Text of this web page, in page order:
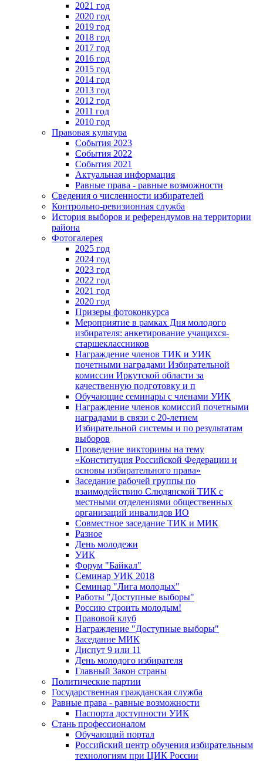
2021 год
2020 год
2019 год
2018 год
2017 год
2016 год
2015 год
2014 год
2013 год
2012 год
2011 год
2010 год
Правовая культура
События 2023
События 2022
События 2021
Актуальная информация
Равные права - равные возможности
Сведения о численности избирателей
Контрольно-ревизионная служба
История выборов и референдумов на территории
района
Фотогалерея
2025 год
2024 год
2023 год
2022 год
2021 год
2020 год
Призеры фотоконкурса
Мероприятие в рамках Дня молодого
избирателя: анкетирование учащихся-
старшеклассников
Награждение членов ТИК и УИК
почетными наградами Избирательной
комиссии Иркутской области за
качественную подготовку и п
Обучающие семинары с членами УИК
Награждение членов комиссий почетными
наградами в связи с 20-летием
Избирательной системы и по результатам
выборов
Проведение викторины на тему
«Конституция Российской Федерации и
основы избирательного права»
Заседание рабочей группы по
взаимодействию Слюдянской ТИК с
местными отделениями общественных
организаций инвалидов ИО
Совместное заседание ТИК и МИК
Разное
День молодежи
УИК
Форум "Байкал"
Семинар УИК 2018
Семинар "Лига молодых"
Работы "Доступные выборы"
Россию строить молодым!
Правовой клуб
Награждение "Доступные выборы"
Заседание МИК
Диспут 9 или 11
День молодого избирателя
Главный Закон страны
Политические партии
Государственная гражданская служба
Равные права - равные возможности
Паспорта доступности УИК
Стань профессионалом
Обучающий портал
Российский центр обучения избирательным
технологиям при ЦИК России